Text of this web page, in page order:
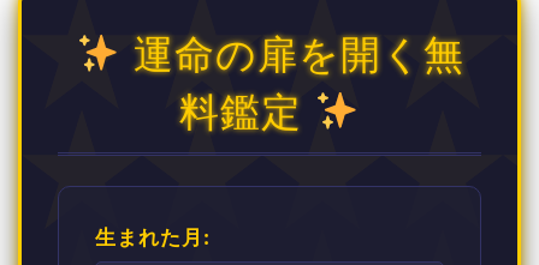
運命の扉を開く無
料鑑定
生まれた月: